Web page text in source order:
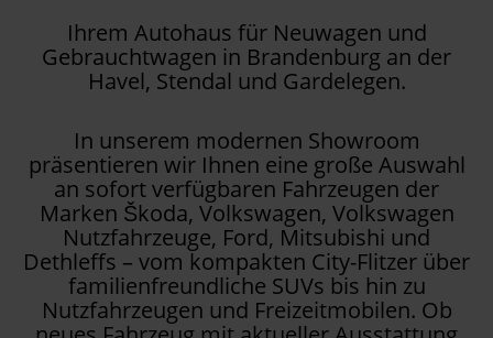
Ihrem Autohaus für Neuwagen und
Gebrauchtwagen in Brandenburg an der
Havel, Stendal und Gardelegen.
In unserem modernen Showroom
präsentieren wir Ihnen eine große Auswahl
an sofort verfügbaren Fahrzeugen der
Marken Škoda, Volkswagen, Volkswagen
Nutzfahrzeuge, Ford, Mitsubishi und
Dethleffs – vom kompakten City-Flitzer über
familienfreundliche SUVs bis hin zu
Nutzfahrzeugen und Freizeitmobilen. Ob